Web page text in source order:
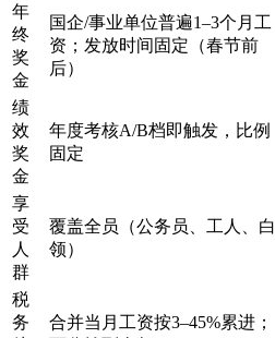
年
终
奖
金
国企/事业单位普遍1–3个月工
资；发放时间固定（春节前
后）
绩
效
奖
金
年度考核A/B档即触发，比例
固定
享
受
人
群
覆盖全员（公务员、工人、白
领）
税
务
合并当月工资按3–45%累进；